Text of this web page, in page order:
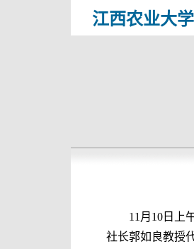
江西农业大
11 月 10 日上
社长郭如良教授